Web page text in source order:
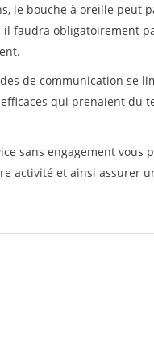
le bouche à oreille peut
faudra obligatoirement
de communication se
qui prenaient du
sans engagement vous
activité et ainsi assurer